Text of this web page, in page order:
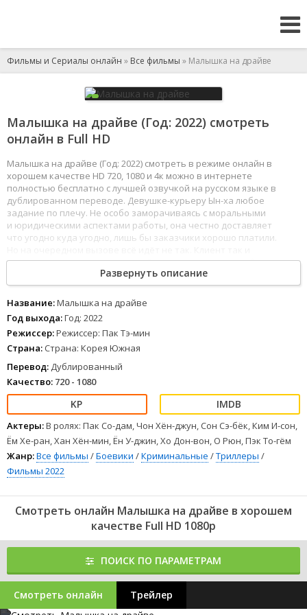
Фильмы и Сериалы онлайн » Все фильмы » Малышка на драйве
Малышка на драйве (Год: 2022) смотреть
онлайн в Full HD
Малышка на драйве (Год: 2022) смотреть в режиме онлайн в
хорошем качестве HD 720, 1080 и 4к можно в интернете
полностью бесплатно с лучшей озвучкой на русском языке в
дублированном переводе. Девушке-курьеру Ын-ха любое
задание по плечу. Не особо заморачиваясь с моральными
и юридическими аспектами работы, она честно доставляет
что угодно куда угодно, лишь бы заказчики хорошо платили.
не появился, зато преследуемый двумя громилами прибежал
его маленький сын. Теперь Ын-ха предстоит выяснить,
что делать с этим необычным «грузом», и как не попасться
в лапы преследователей.
Развернуть описание
Название:Малышка на драйве
Год выхода:Год: 2022
Режиссер:Режиссер: Пак Тэ-мин
Страна: Страна: Корея Южная
Перевод: Дублированный
Качество: 720 - 1080
Актеры:В ролях: Пак Со-дам, Чон Хён-джун, Сон Сэ-бёк, Ким И-сон,
Ём Хе-ран, Хан Хён-мин, Ён У-джин, Хо Дон-вон, О Рюн, Пэк То-гём
Жанр:Все фильмы /Боевики /Криминальные /Триллеры /
Фильмы 2022
Смотреть онлайн Малышка на драйве в хорошем
качестве Full HD 1080p
ПОИСК ПО ПАРАМЕТРАМ
Смотреть онлайн Трейлер